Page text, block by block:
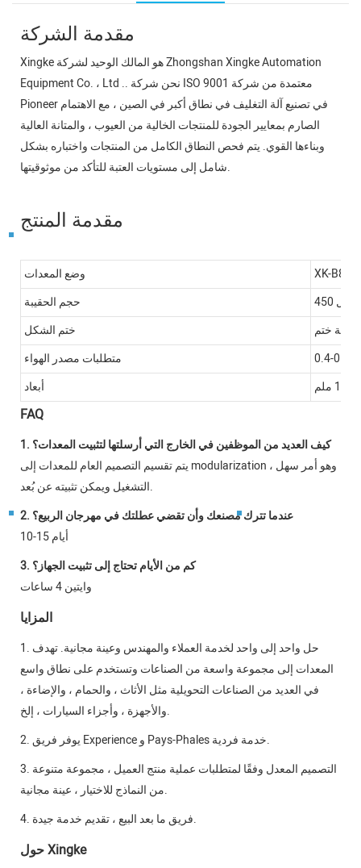
مقدمة الشركة
Xingke هو المالك الوحيد لشركة Zhongshan Xingke Automation
Equipment Co. ، Ltd .. نحن شركة ISO 9001 معتمدة من شركة
Pioneer في تصنيع آلة التغليف في نطاق أكبر في الصين ، مع الاهتمام
الصارم بمعايير الجودة للمنتجات الخالية من العيوب ، والمتانة العالية
وبناءها القوي. يتم فحص النطاق الكامل من المنتجات واختباره بشكل
شامل إلى مستويات العتبة للتأكد من موثوقيتها.
مقدمة المنتج
وضع المعدات
XK-
حجم الحقيبة
ختم الشكل
ختم
متطلبات مصدر الهواء
0.4-
أبعاد
FAQ
1. كيف العديد من الموظفين في الخارج التي أرسلتها لتثبيت المعدات؟
يتم تقسيم التصميم العام للمعدات إلى modularization ، وهو أمر سهل
التشغيل ويمكن تثبيته عن بُعد.
2. عندما تترك مصنعك وأن تقضي عطلتك في مهرجان الربيع؟
10-15 أيام
3. كم من الأيام تحتاج إلى تثبيت الجهاز؟
وايتين 4 ساعات
المزايا
1. حل واحد إلى واحد لخدمة العملاء والمهندس وعينة مجانية. تهدف
المعدات إلى مجموعة واسعة من الصناعات وتستخدم على نطاق واسع
في العديد من الصناعات التحويلية مثل الأثاث ، والحمام ، والإضاءة ،
والأجهزة ، وأجزاء السيارات ، إلخ.
2. يوفر فريق Experience و Pays-Phales خدمة فردية.
3. التصميم المعدل وفقًا لمتطلبات عملية منتج العميل ، مجموعة متنوعة
من النماذج للاختيار ، عينة مجانية.
4. فريق ما بعد البيع ، تقديم خدمة جيدة.
حول Xingke